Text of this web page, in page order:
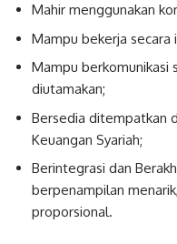
Mahir menggunakan
Mampu bekerja secara
Mampu berkomunikasi
diutamakan;
Bersedia ditempatkan
Keuangan Syariah;
Berintegrasi dan
berpenampilan
proporsional.